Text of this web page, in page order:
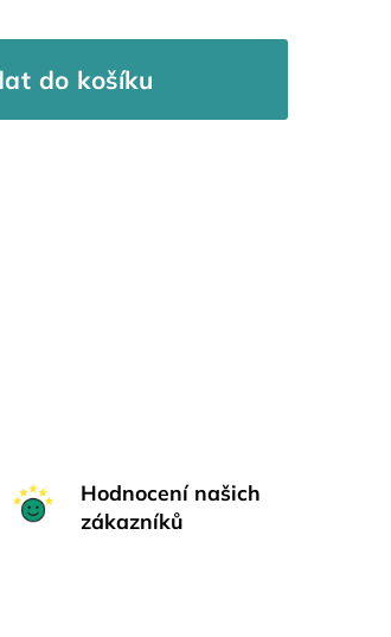
do košíku
Hodnocení našich
zákazníků